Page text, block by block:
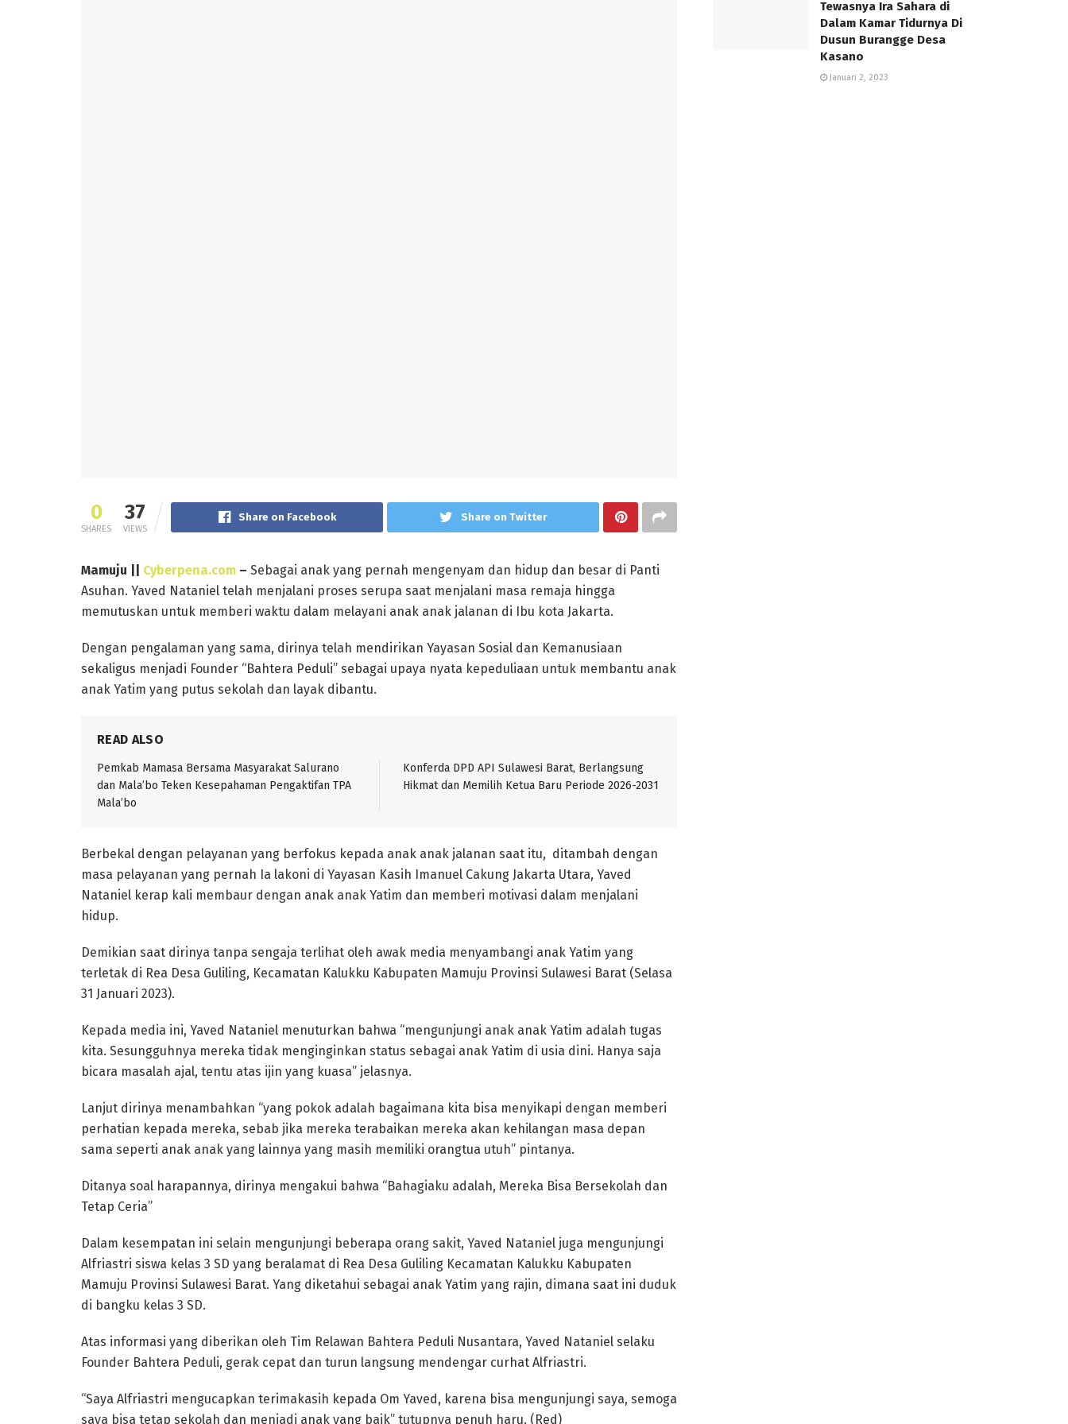
0
SHARES
37
VIEWS
Share on Facebook Share on Twitter
Mamuju || Cyberpena.com – Sebagai anak yang pernah mengenyam dan hidup dan besar di Panti
Asuhan. Yaved Nataniel telah menjalani proses serupa saat menjalani masa remaja hingga
memutuskan untuk memberi waktu dalam melayani anak anak jalanan di Ibu kota Jakarta.
Dengan pengalaman yang sama, dirinya telah mendirikan Yayasan Sosial dan Kemanusiaan
sekaligus menjadi Founder “Bahtera Peduli” sebagai upaya nyata kepeduliaan untuk membantu anak
anak Yatim yang putus sekolah dan layak dibantu.
READ ALSO
Pemkab Mamasa Bersama Masyarakat Salurano
dan Mala’bo Teken Kesepahaman Pengaktifan TPA
Mala’bo
Konferda DPD API Sulawesi Barat, Berlangsung
Hikmat dan Memilih Ketua Baru Periode 2026-2031
Berbekal dengan pelayanan yang berfokus kepada anak anak jalanan saat itu, ditambah dengan
masa pelayanan yang pernah Ia lakoni di Yayasan Kasih Imanuel Cakung Jakarta Utara, Yaved
Nataniel kerap kali membaur dengan anak anak Yatim dan memberi motivasi dalam menjalani
hidup.
Demikian saat dirinya tanpa sengaja terlihat oleh awak media menyambangi anak Yatim yang
terletak di Rea Desa Guliling, Kecamatan Kalukku Kabupaten Mamuju Provinsi Sulawesi Barat (Selasa
31 Januari 2023).
Kepada media ini, Yaved Nataniel menuturkan bahwa “mengunjungi anak anak Yatim adalah tugas
kita. Sesungguhnya mereka tidak menginginkan status sebagai anak Yatim di usia dini. Hanya saja
bicara masalah ajal, tentu atas ijin yang kuasa” jelasnya.
Lanjut dirinya menambahkan “yang pokok adalah bagaimana kita bisa menyikapi dengan memberi
perhatian kepada mereka, sebab jika mereka terabaikan mereka akan kehilangan masa depan
sama seperti anak anak yang lainnya yang masih memiliki orangtua utuh” pintanya.
Ditanya soal harapannya, dirinya mengakui bahwa “Bahagiaku adalah, Mereka Bisa Bersekolah dan
Tetap Ceria”
Dalam kesempatan ini selain mengunjungi beberapa orang sakit, Yaved Nataniel juga mengunjungi
Alfriastri siswa kelas 3 SD yang beralamat di Rea Desa Guliling Kecamatan Kalukku Kabupaten
Mamuju Provinsi Sulawesi Barat. Yang diketahui sebagai anak Yatim yang rajin, dimana saat ini duduk
di bangku kelas 3 SD.
Atas informasi yang diberikan oleh Tim Relawan Bahtera Peduli Nusantara, Yaved Nataniel selaku
Founder Bahtera Peduli, gerak cepat dan turun langsung mendengar curhat Alfriastri.
“Saya Alfriastri mengucapkan terimakasih kepada Om Yaved, karena bisa mengunjungi saya, semoga
saya bisa tetap sekolah dan menjadi anak yang baik” tutupnya penuh haru. (Red)
Tewasnya Ira Sahara di
Dalam Kamar Tidurnya Di
Dusun Burangge Desa
Kasano
Januari 2, 2023